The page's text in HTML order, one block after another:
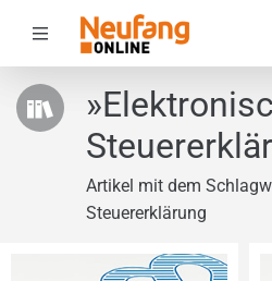
Artikel mit dem
Steuererklärung